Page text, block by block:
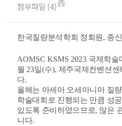
첨부파일 (4)
한국질량분석학회 정회원 , 종
AOMSC KSMS 2023 국제학술
월 23일(수), 제주국제컨벤션센
다.
올해는 아세아 오세아니아 질
학술대회로 진행되는 만큼 성
있도록 준비하였으므로, 많은
니다.